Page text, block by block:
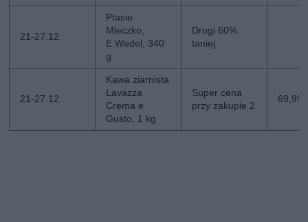
21-27.12.
Ptasie
Mleczko,
E.Wedel, 340
g
Drugi 60%
taniej
21-27.12.
Kawa ziarnista
Lavazza
Crema e
Gusto, 1 kg
Super cena
przy zakupie 2
69,99